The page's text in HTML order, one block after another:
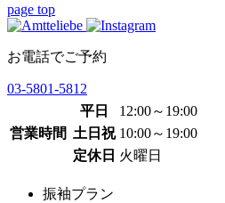
page top
お電話でご予約
03-5801-5812
営業時間
平日
12:00～19:00
土日祝 10:00～19:00
定休日 火曜日
振袖プラン